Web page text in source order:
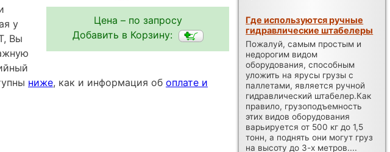
Цена – по запросу
Добавить в Корзину:
у
Вы
ниже, как и информация об оплате и
Где используются ручные
гидравлические штабелеры
Пожалуй, самым простым и
недорогим видом
оборудования, способным
уложить на ярусы грузы с
паллетами, является ручной
гидравлический штабелер.Как
правило, грузоподъемность
этих видов оборудования
варьируется от 500 кг до 1,5
тонн, а поднять они могут груз
на высоту до 3-х метров....